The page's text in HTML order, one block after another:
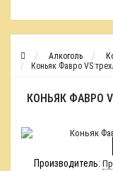
Алкоголь
Коньяк Фавро VS
КОНЬЯК ФАВРО
Производитель: